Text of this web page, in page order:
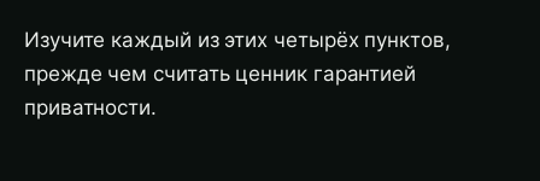
Изучите каждый из этих четырёх пунктов,
прежде чем считать ценник гарантией
приватности.